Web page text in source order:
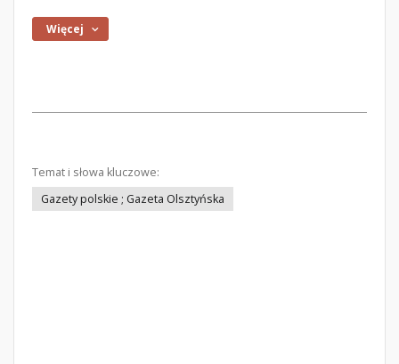
Więcej
Temat i słowa kluczowe:
Gazety polskie ; Gazeta Olsztyńska